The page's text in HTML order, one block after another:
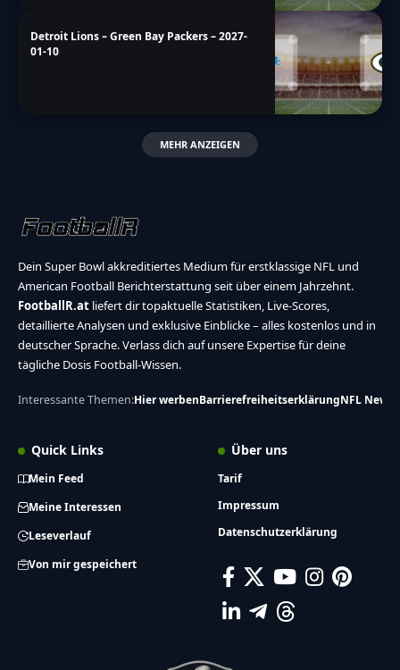
Detroit Lions – Green Bay Packers – 2027-
01-10
MEHR ANZEIGEN
Dein Super Bowl akkreditiertes Medium für erstklassige NFL und
American Football Berichterstattung seit über einem Jahrzehnt.
FootballR.at liefert dir topaktuelle Statistiken, Live-Scores,
detaillierte Analysen und exklusive Einblicke – alles kostenlos und in
deutscher Sprache. Verlass dich auf unsere Expertise für deine
tägliche Dosis Football-Wissen.
Interessante Themen:Hier werbenBarrierefreiheitserklärungNFL News
Quick Links
Mein Feed
Meine Interessen
Leseverlauf
Von mir gespeichert
Über uns
Tarif
Impressum
Datenschutzerklärung